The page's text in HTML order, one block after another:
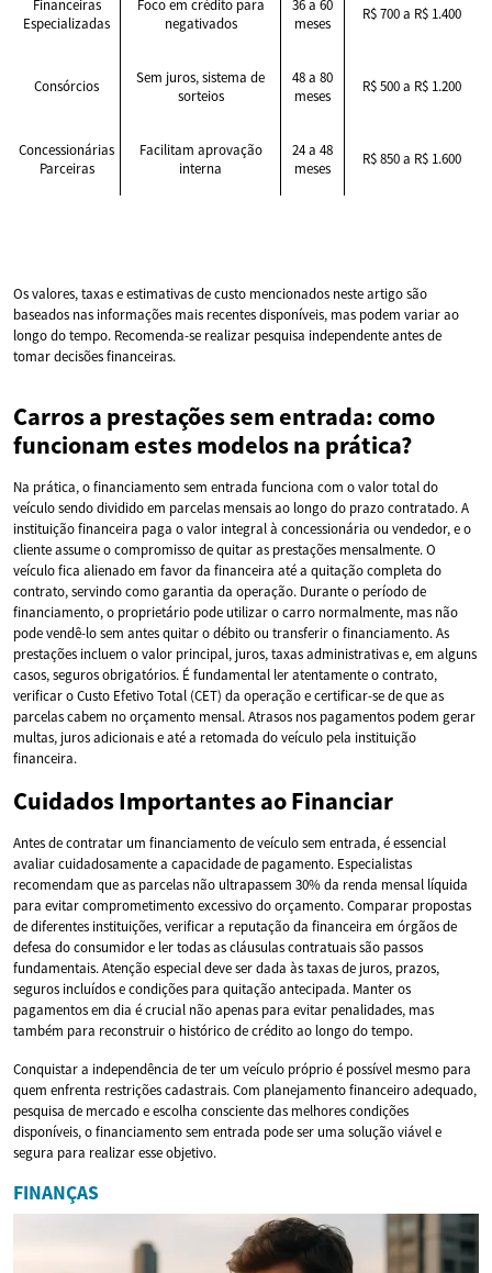
Financeiras
Especializadas
Foco em crédito para
negativados
36 a 60
meses
R$ 700 a R$ 1.400
Consórcios
Sem juros, sistema de
sorteios
48 a 80
meses
R$ 500 a R$ 1.200
Concessionárias
Parceiras
Facilitam aprovação
interna
24 a 48
meses
R$ 850 a R$ 1.600
Os valores, taxas e estimativas de custo mencionados neste artigo são
baseados nas informações mais recentes disponíveis, mas podem variar ao
longo do tempo. Recomenda-se realizar pesquisa independente antes de
tomar decisões financeiras.
Carros a prestações sem entrada: como
funcionam estes modelos na prática?
Na prática, o financiamento sem entrada funciona com o valor total do
veículo sendo dividido em parcelas mensais ao longo do prazo contratado. A
instituição financeira paga o valor integral à concessionária ou vendedor, e o
cliente assume o compromisso de quitar as prestações mensalmente. O
veículo fica alienado em favor da financeira até a quitação completa do
contrato, servindo como garantia da operação. Durante o período de
financiamento, o proprietário pode utilizar o carro normalmente, mas não
pode vendê-lo sem antes quitar o débito ou transferir o financiamento. As
prestações incluem o valor principal, juros, taxas administrativas e, em alguns
casos, seguros obrigatórios. É fundamental ler atentamente o contrato,
verificar o Custo Efetivo Total (CET) da operação e certificar-se de que as
parcelas cabem no orçamento mensal. Atrasos nos pagamentos podem gerar
multas, juros adicionais e até a retomada do veículo pela instituição
financeira.
Cuidados Importantes ao Financiar
Antes de contratar um financiamento de veículo sem entrada, é essencial
avaliar cuidadosamente a capacidade de pagamento. Especialistas
recomendam que as parcelas não ultrapassem 30% da renda mensal líquida
para evitar comprometimento excessivo do orçamento. Comparar propostas
de diferentes instituições, verificar a reputação da financeira em órgãos de
defesa do consumidor e ler todas as cláusulas contratuais são passos
fundamentais. Atenção especial deve ser dada às taxas de juros, prazos,
seguros incluídos e condições para quitação antecipada. Manter os
pagamentos em dia é crucial não apenas para evitar penalidades, mas
também para reconstruir o histórico de crédito ao longo do tempo.
Conquistar a independência de ter um veículo próprio é possível mesmo para
quem enfrenta restrições cadastrais. Com planejamento financeiro adequado,
pesquisa de mercado e escolha consciente das melhores condições
disponíveis, o financiamento sem entrada pode ser uma solução viável e
segura para realizar esse objetivo.
FINANÇAS